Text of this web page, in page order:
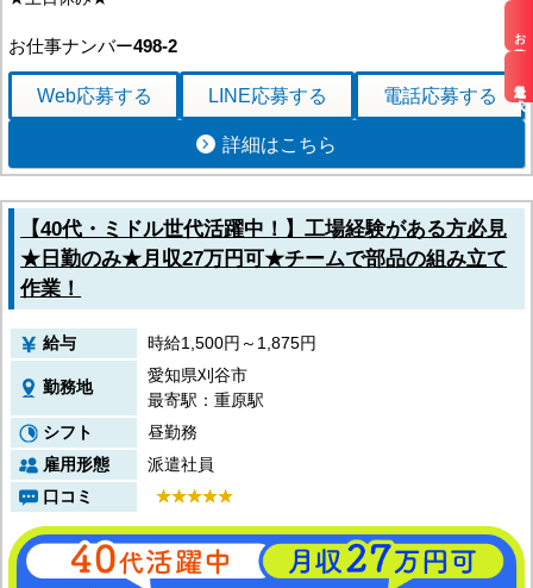
お仕事検索
最近見た求人
お仕事ナンバー498-2
Web応募する LINE応募する 電話応募する
詳細はこちら
【40代・ミドル世代活躍中！】工場経験がある方必見
★日勤のみ★月収27万円可★チームで部品の組み立て
作業！
給与 時給1,500円～1,875円
勤務地
愛知県刈谷市
最寄駅：重原駅
シフト
昼勤務
雇用形態
派遣社員
口コミ